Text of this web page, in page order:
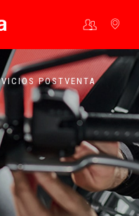
principal
POSTVENTA